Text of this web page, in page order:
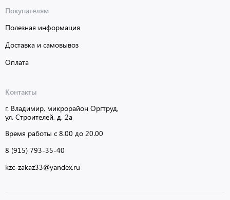
Покупателям
Полезная информация
Доставка и самовывоз
Оплата
Контакты
г. Владимир, микрорайон Оргтруд,
ул. Строителей, д. 2а
Время работы с 8.00 до 20.00
8 (915) 793-35-40
kzc-zakaz33@yandex.ru